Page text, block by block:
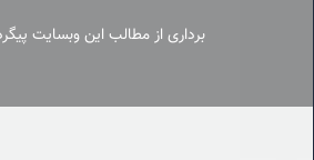
برداری از مطالب این وبسایت